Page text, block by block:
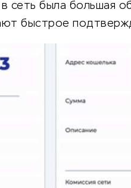
сеть была большая
быстрое